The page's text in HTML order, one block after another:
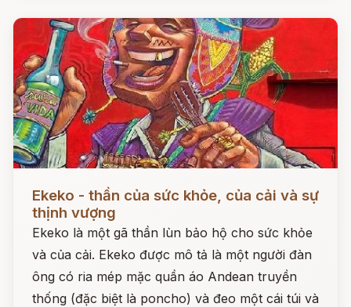
Ekeko - thần của sức khỏe, của cải và sự
thịnh vượng
Ekeko là một gã thần lùn bảo hộ cho sức khỏe
và của cải. Ekeko được mô tả là một người đàn
ông có ria mép mặc quần áo Andean truyền
thống (đặc biệt là poncho) và đeo một cái túi và